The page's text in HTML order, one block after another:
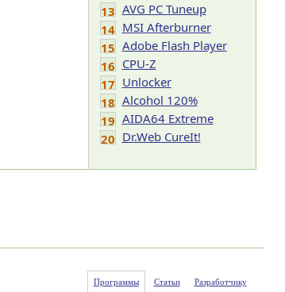
13 AVG PC Tuneup
14 MSI Afterburner
15 Adobe Flash Player
16 CPU-Z
17 Unlocker
18 Alcohol 120%
19 AIDA64 Extreme
20 Dr.Web CureIt!
Программы Статьи Разработчику